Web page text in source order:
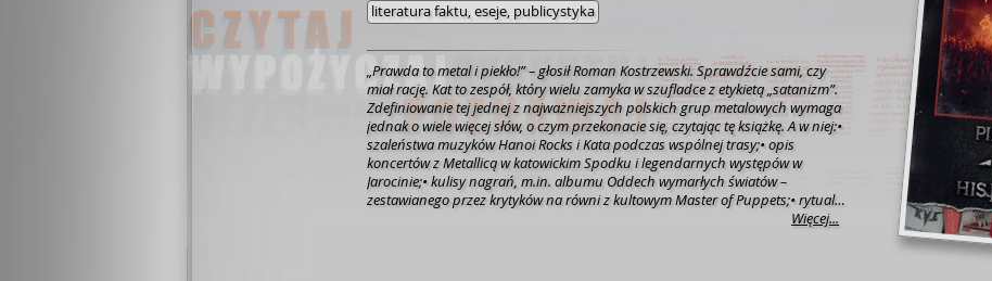
literatura faktu, eseje, publicystyka
„Prawda to metal i piekło!” – głosił Roman Kostrzewski. Sprawdźcie sami, czy
miał rację. Kat to zespół, który wielu zamyka w szufladce z etykietą „satanizm”.
Zdefiniowanie tej jednej z najważniejszych polskich grup metalowych wymaga
jednak o wiele więcej słów, o czym przekonacie się, czytając tę książkę. A w niej:•
szaleństwa muzyków Hanoi Rocks i Kata podczas wspólnej trasy;• opis
koncertów z Metallicą w katowickim Spodku i legendarnych występów w
Jarocinie;• kulisy nagrań, m.in. albumu Oddech wymarłych światów–
zestawianego przez krytyków na równi z kultowymMaster of Puppets;• rytualne
morderstwo i obrona przed zarzutami;• analiza ostatecznego rozłamu w 2004
Więcej...